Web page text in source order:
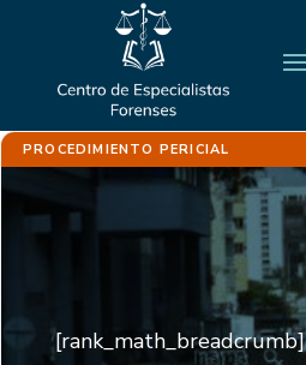
PROCEDIMIENTO PERICIAL
[rank_math_breadcrumb]